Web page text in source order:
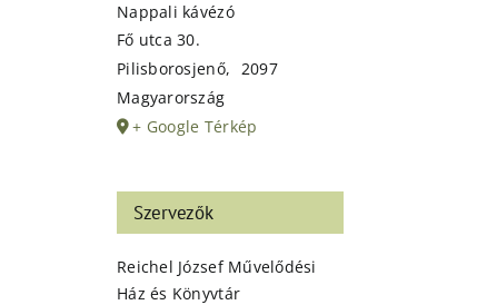
Nappali kávézó
Fő utca 30.
Pilisborosjenő, 2097
Magyarország
+ Google Térkép
Szervezők
Reichel József Művelődési
Ház és Könyvtár